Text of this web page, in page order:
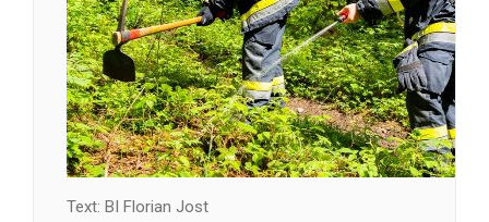
Text: BI Florian Jost